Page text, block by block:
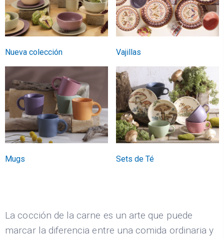
Nueva colección Vajillas
Mugs Sets de Té
La cocción de la carne es un arte que puede
marcar la diferencia entre una comida ordinaria y